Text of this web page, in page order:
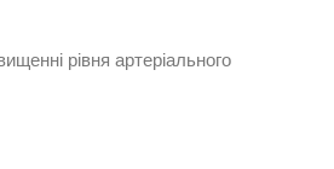
рівня артеріального